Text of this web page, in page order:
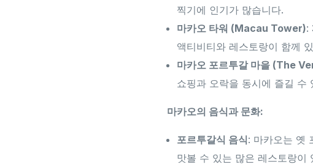
찍기에 인기가 많습니다.
마카오 타워 (Macau Tower):
액티비티와 레스토랑이 함께
마카오 포르투갈 마을 (The
쇼핑과 오락을 동시에 즐길 수
마카오의 음식과 문화:
포르투갈식 음식: 마카오는 옛
맛볼 수 있는 많은 레스토랑이